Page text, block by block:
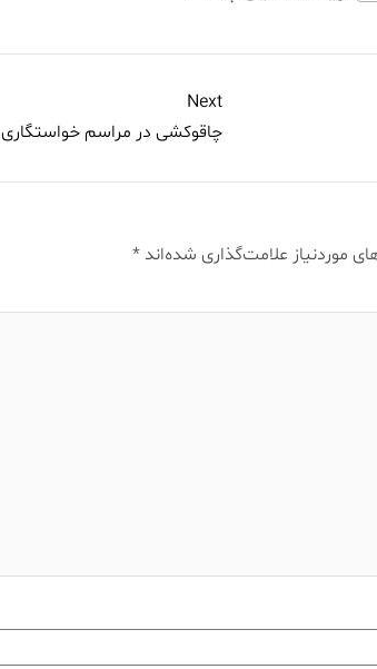
Next
چاقوکشی در مراسم خواستگاری
موردنیاز علامت‌گذاری شده‌اند *